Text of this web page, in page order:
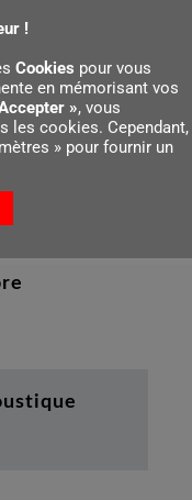
griffe
!
Cookies pour vous
en mémorisant vos
», vous
les cookies. Cependant,
» pour fournir un